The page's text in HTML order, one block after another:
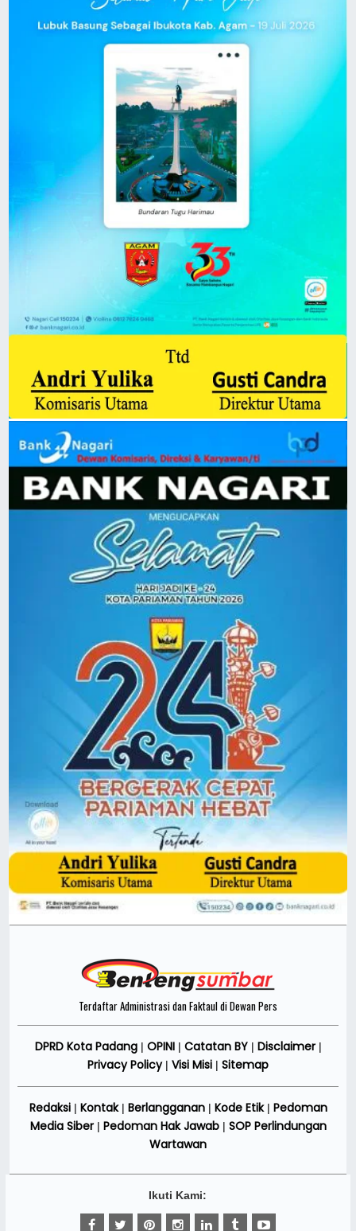
Terdaftar Administrasi dan Faktaul di Dewan Pers
DPRD Kota Padang| OPINI| Catatan BY| Disclaimer|
Privacy Policy| Visi Misi | Sitemap
Redaksi| Kontak| Berlangganan| Kode Etik| Pedoman
Media Siber| Pedoman Hak Jawab| SOP Perlindungan
Wartawan
Ikuti Kami: